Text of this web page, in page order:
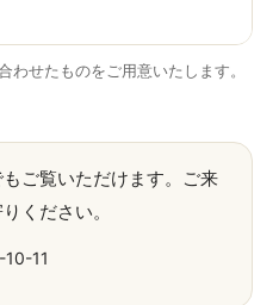
せたものをご用意いたします。
ご覧いただけます。ご来
ください。
11